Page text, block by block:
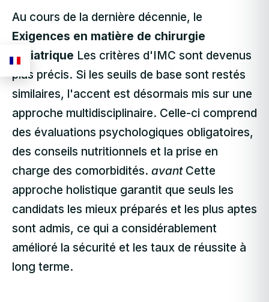
Au cours de la dernière décennie, le
Exigences en matière de chirurgie
bariatrique Les critères d'IMC sont devenus
plus précis. Si les seuils de base sont restés
similaires, l'accent est désormais mis sur une
approche multidisciplinaire. Celle-ci comprend
des évaluations psychologiques obligatoires,
des conseils nutritionnels et la prise en
charge des comorbidités. avantCette
approche holistique garantit que seuls les
candidats les mieux préparés et les plus aptes
sont admis, ce qui a considérablement
amélioré la sécurité et les taux de réussite à
long terme.